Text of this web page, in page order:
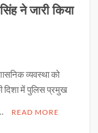
ने जारी किया
व्यवस्था को
दिशा में पुलिस प्रमुख
READ MORE